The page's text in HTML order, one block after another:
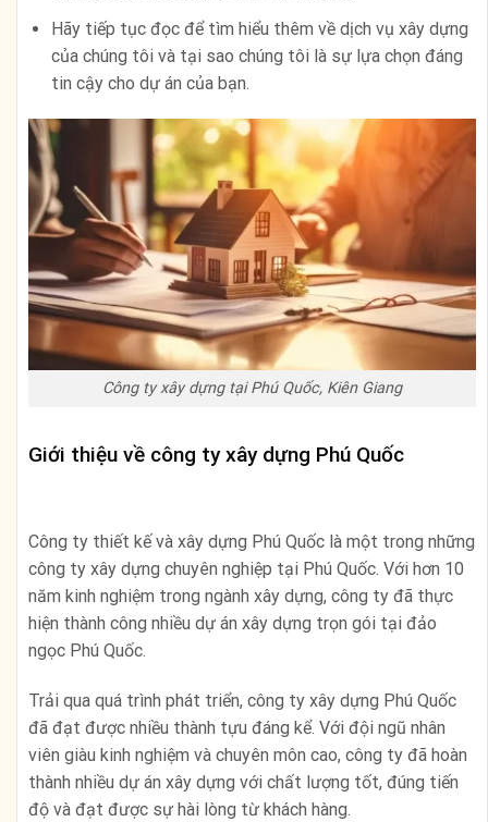
Hãy tiếp tục đọc để tìm hiểu thêm về dịch vụ xây dựng
của chúng tôi và tại sao chúng tôi là sự lựa chọn đáng
tin cậy cho dự án của bạn.
Công ty xây dựng tại Phú Quốc, Kiên Giang
Giới thiệu về công ty xây dựng Phú Quốc
Công ty thiết kế và xây dựng Phú Quốc là một trong những
công ty xây dựng chuyên nghiệp tại Phú Quốc. Với hơn 10
năm kinh nghiệm trong ngành xây dựng, công ty đã thực
hiện thành công nhiều dự án xây dựng trọn gói tại đảo
ngọc Phú Quốc.
Trải qua quá trình phát triển, công ty xây dựng Phú Quốc
đã đạt được nhiều thành tựu đáng kể. Với đội ngũ nhân
viên giàu kinh nghiệm và chuyên môn cao, công ty đã hoàn
thành nhiều dự án xây dựng với chất lượng tốt, đúng tiến
độ và đạt được sự hài lòng từ khách hàng.